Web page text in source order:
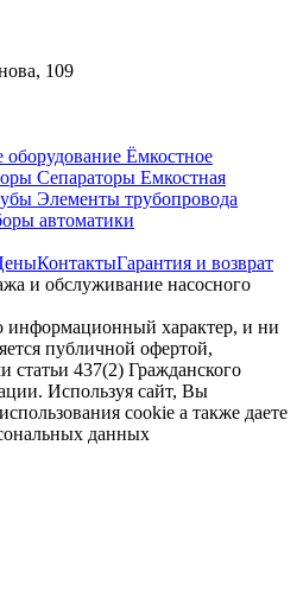
109
оборудование Ёмкостное
Сепараторы Емкостная
Элементы трубопровода
автоматики
КонтактыГарантия и возврат
и обслуживание насосного
информационный характер, и ни
публичной офертой,
статьи 437(2) Гражданского
Используя сайт, Вы
cookie а также даете
данных